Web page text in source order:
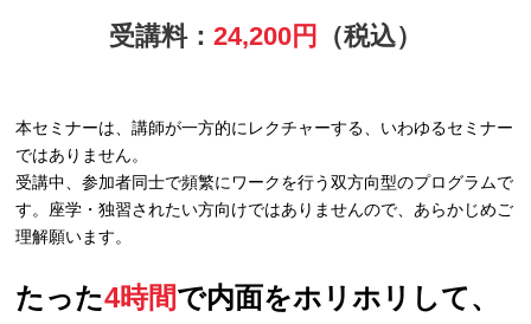
受講料： 24,200円 （税込）
本セミナーは、講師が一方的にレクチャーする、いわゆるセミナー
ではありません。
受講中、参加者同士で頻繁にワークを行う双方向型のプログラムで
す。座学・独習されたい方向けではありませんので、あらかじめご
理解願います。
たった4時間で内面をホリホリして、